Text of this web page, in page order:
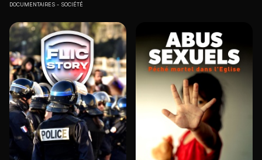
DOCUMENTAIRES SOCIÉTÉ